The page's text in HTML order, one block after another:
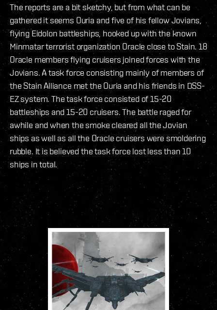
The reports are a bit sketchy, but from what can be
gathered it seems Ouria and five of his fellow Jovians,
flying Eidolon battleships, hooked up with the known
Minmatar terrorist organization Oracle close to Stain. 18
Oracle members flying cruisers joined forces with the
Jovians. A task force consisting mainly of members of
the Stain Alliance met the Ouria and his friends in DSS-
EZ system. The task force consisted of 15-20
battleships and 15-20 cruisers. The battle raged for
awhile and when the smoke cleared all the Jovian
ships as well as all the Oracle cruisers were smoldering
rubble. It is believed the task force lost less than 10
ships in total.